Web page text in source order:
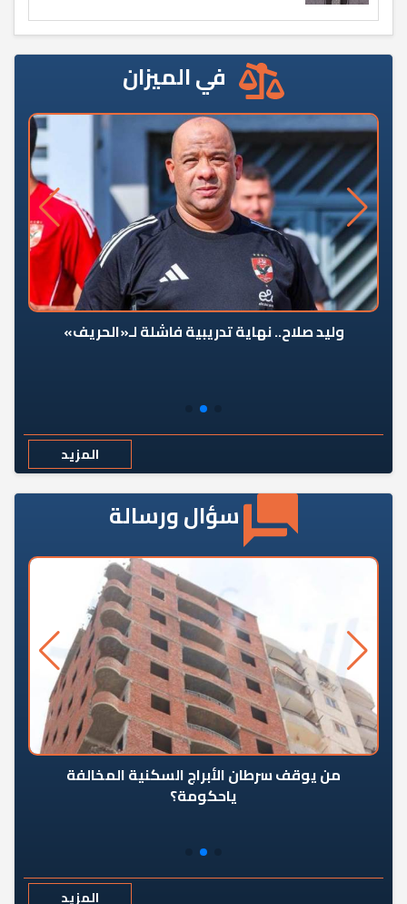
في الميزان
وليد صلاح.. نهاية تدريبية فاشلة لـ«الحريف»
المزيد
سؤال ورسالة
من يوقف سرطان الأبراج السكنية المخالفة
ياحكومة؟
المزيد